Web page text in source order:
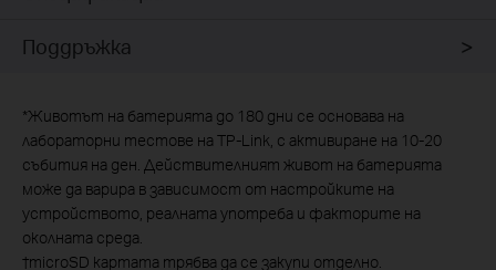
Поддръжка
*Животът на батерията до 180 дни се основава на
лабораторни тестове на TP-Link, с активиране на 10-20
събития на ден. Действителният живот на батерията
може да варира в зависимост от настройките на
устройството, реалната употреба и факторите на
околната среда.
†microSD картата трябва да се закупи отделно.